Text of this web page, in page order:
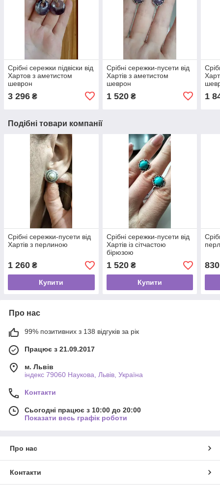
Срібні сережки підвіски від
Хартов з аметистом
шеврон
3 296 ₴
Срібні сережки-пусети від
Хартів з аметистом
шеврон
1 520₴ 1
Подібні товари компанії
Срібні сережки-пусети від
Хартів з перлиною
1 260 ₴
Купити
Срібні сережки-пусети від
Хартів із сітчастою
бірюзою
1 520₴
Купити
830
Про нас
99% позитивних з 138 відгуків за рік
Працює з 21.09.2017
м. Львів
індекс 79060 Наукова, Львів, Україна
Контакти
Сьогодні працює з 10:00 до 20:00
Показати весь графік роботи
Про нас
Контакти